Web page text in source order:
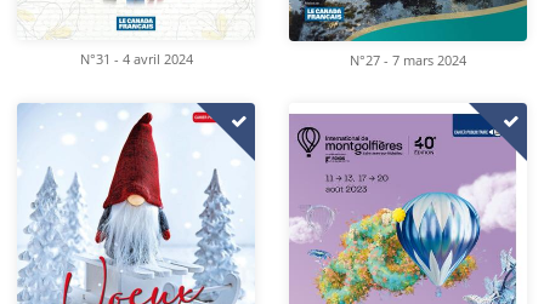
N°31 - 4 avril 2024 N°27 - 7 mars 2024